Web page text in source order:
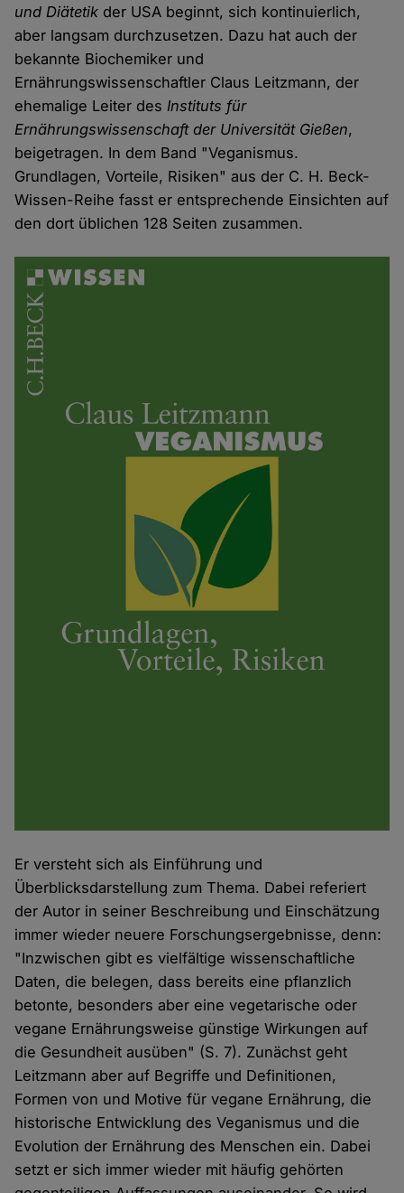
und Diätetik der USA beginnt, sich kontinuierlich,
aber langsam durchzusetzen. Dazu hat auch der
bekannte Biochemiker und
Ernährungswissenschaftler Claus Leitzmann, der
ehemalige Leiter desInstituts für
Ernährungswissenschaft der Universität Gießen,
beigetragen. In dem Band "Veganismus.
Grundlagen, Vorteile, Risiken" aus der C. H. Beck-
Wissen-Reihe fasst er entsprechende Einsichten auf
den dort üblichen 128 Seiten zusammen.
Er versteht sich als Einführung und
Überblicksdarstellung zum Thema. Dabei referiert
der Autor in seiner Beschreibung und Einschätzung
immer wieder neuere Forschungsergebnisse, denn:
"Inzwischen gibt es vielfältige wissenschaftliche
Daten, die belegen, dass bereits eine pflanzlich
betonte, besonders aber eine vegetarische oder
vegane Ernährungsweise günstige Wirkungen auf
die Gesundheit ausüben" (S. 7). Zunächst geht
Leitzmann aber auf Begriffe und Definitionen,
Formen von und Motive für vegane Ernährung, die
historische Entwicklung des Veganismus und die
Evolution der Ernährung des Menschen ein. Dabei
setzt er sich immer wieder mit häufig gehörten